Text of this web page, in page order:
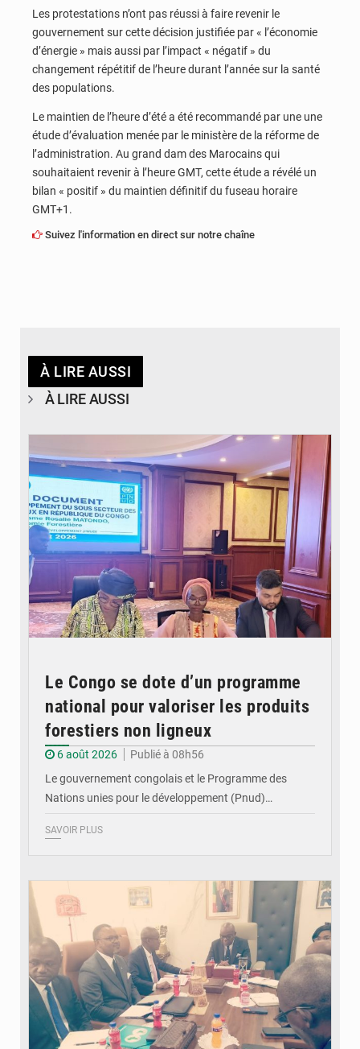
Les protestations n’ont pas réussi à faire revenir le
gouvernement sur cette décision justifiée par « l’économie
d’énergie » mais aussi par l’impact « négatif » du
changement répétitif de l’heure durant l’année sur la santé
des populations.
Le maintien de l’heure d’été a été recommandé par une une
étude d’évaluation menée par le ministère de la réforme de
l’administration. Au grand dam des Marocains qui
souhaitaient revenir à l’heure GMT, cette étude a révélé un
bilan « positif » du maintien définitif du fuseau horaire
GMT+1.
Suivez l'information en direct sur notre chaîne
À LIRE AUSSI
À LIRE AUSSI
Le Congo se dote d’un programme
national pour valoriser les produits
forestiers non ligneux
6 août 2026
Publié à 08h56
Le gouvernement congolais et le Programme des
Nations unies pour le développement (Pnud)…
SAVOIR PLUS